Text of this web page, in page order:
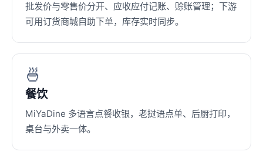
批发价与零售价分开、应收应付记账、赊账管理；下游
可用订货商城自助下单，库存实时同步。
🍜
餐饮
MiYaDine 多语言点餐收银，老挝语点单、后厨打印，
桌台与外卖一体。